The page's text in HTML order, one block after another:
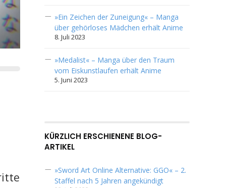
»Ein Zeichen der Zuneigung« – Manga
über gehörloses Mädchen erhält Anime
8. Juli 2023
»Medalist« – Manga über den Traum
vom Eiskunstlaufen erhält Anime
5. Juni 2023
KÜRZLICH ERSCHIENENE BLOG-
ARTIKEL
»Sword Art Online Alternative: GGO« – 2.
Staffel nach 5 Jahren angekündigt